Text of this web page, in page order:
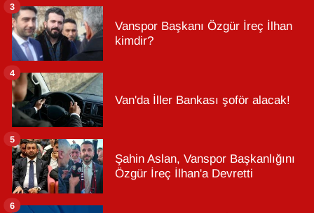
Vanspor Başkanı Özgür İreç İlhan
kimdir?
3
Van'da İller Bankası şoför alacak!
4
Şahin Aslan, Vanspor Başkanlığını
Özgür İreç İlhan'a Devretti
5
6